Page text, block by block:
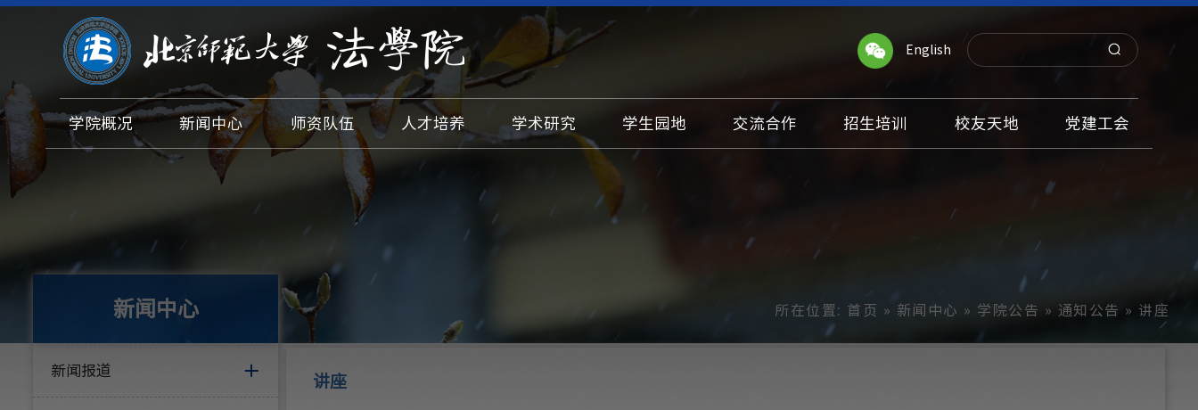
学院概况 新闻中心 师资队伍 人才培养 学术研究 学生园地 交流合作 招生培训 校友天地 党建工会
English
新闻中心
新闻报道
所在位置: 首页 » 新闻中心 » 学院公告 » 通知公告 » 讲座
讲座